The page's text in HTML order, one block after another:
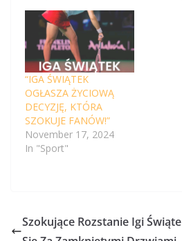
“IGA ŚWIĄTEK
OGŁASZA ŻYCIOWĄ
DECYZJĘ, KTÓRA
SZOKUJE FANÓW!”
November 17, 2024
In "Sport"
Szokujące Rozstanie Igi